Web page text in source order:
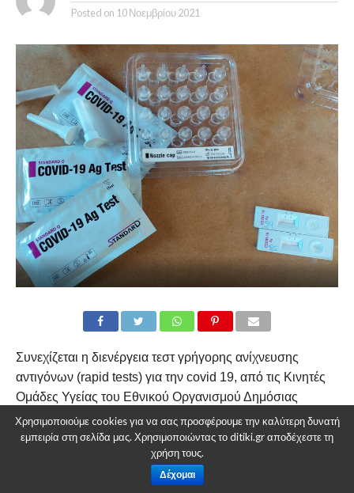
Posted on 10 Νοεμβρίου 2021
Συνεχίζεται η διενέργεια τεστ γρήγορης ανίχνευσης
αντιγόνων (rapid tests) για την covid 19, από τις Κινητές
Ομάδες Υγείας του Εθνικού Οργανισμού Δημόσιας
Υγείας, σε συνεργασία με το Δήμο Κοζάνης.
Σε αυτό το πλαίσιο, την Πέμπτη 11 Νοεμβρίου 2021 θα
πραγματοποιούνται δωρεάν rapid tests, από τις 10.00
Χρησιμοποιούμε cookies για να σας προσφέρουμε την καλύτερη δυνατή
εμπειρία στη σελίδα μας. Χρησιμοποιώντας το ditiki.gr αποδέχεστε τη
χρήση τους.
Δέχομαι